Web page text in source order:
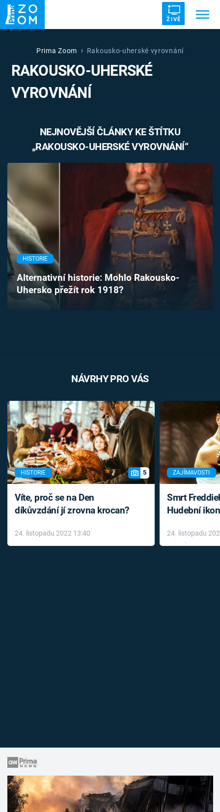
ŽIVĚ
ZRÁDCI UFO DRUHÁ SVĚTOVÁ VÁLKA
ZÁHADY VETŘELCI DÁVNOVĚKU
Témata
Pořady
TV Program
Časopis
Sledujte prima+
Přihlášení
Prima Zoom Rakousko-uherské vyrovnání
RAKOUSKO-UHERSKÉ
VYROVNÁNÍ
NEJNOVĚJŠÍ ČLÁNKY KE ŠTÍTKU
„RAKOUSKO-UHERSKÉ VYROVNÁNÍ“
HISTORIE
Alternativní historie: Mohlo Rakousko-
Uhersko přežít rok 1918?
NÁVRHY PRO VÁS
HISTORIE 5
Víte, proč se na Den
díkůvzdání jí zrovna krocan?
24. listopadu 2022 13:40
ZAJÍMAVOSTI
Smrt
Hudební
léky
24. listopadu